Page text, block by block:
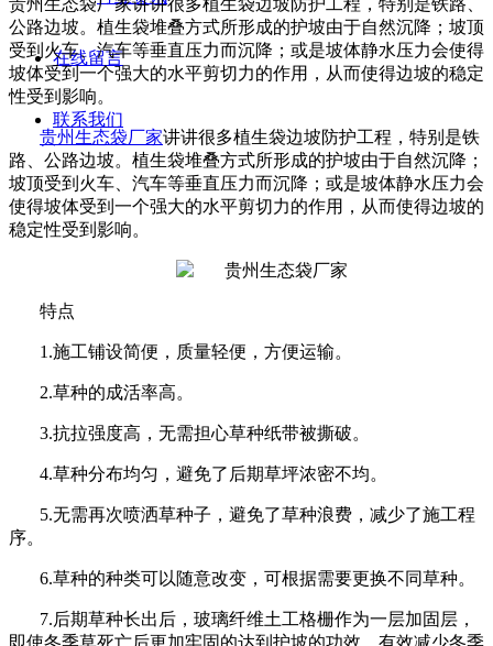
在线留言
联系我们
公路边坡。植生袋堆叠方式所形成的护坡由于自然沉降；坡顶
受到火车、汽车等垂直压力而沉降；或是坡体静水压力会使得
坡体受到一个强大的水平剪切力的作用，从而使得边坡的稳定
性受到影响。
贵州生态袋厂家讲讲很多植生袋边坡防护工程，特别是铁
路、公路边坡。植生袋堆叠方式所形成的护坡由于自然沉降；
坡顶受到火车、汽车等垂直压力而沉降；或是坡体静水压力会
使得坡体受到一个强大的水平剪切力的作用，从而使得边坡的
稳定性受到影响。
特点
1.施工铺设简便，质量轻便，方便运输。
2.草种的成活率高。
3.抗拉强度高，无需担心草种纸带被撕破。
4.草种分布均匀，避免了后期草坪浓密不均。
5.无需再次喷洒草种子，避免了草种浪费，减少了施工程
序。
6.草种的种类可以随意改变，可根据需要更换不同草种。
7.后期草种长出后，玻璃纤维土工格栅作为一层加固层，
即使冬季草死亡后更加牢固的达到护坡的功效，有效减少冬季